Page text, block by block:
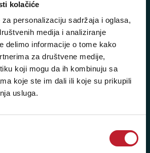
kolačiće
personalizaciju sadržaja i oglasa,
medija i analiziranje
delimo informacije o tome kako
za društvene medije,
koji mogu da ih kombinuju sa
koje ste im dali ili koje su prikupili
usluga.